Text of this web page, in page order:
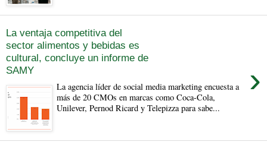
La ventaja competitiva del
sector alimentos y bebidas es
cultural, concluye un informe de
SAMY
›
La agencia líder de social media marketing encuesta a
más de 20 CMOs en marcas como Coca-Cola,
Unilever, Pernod Ricard y Telepizza para sabe...